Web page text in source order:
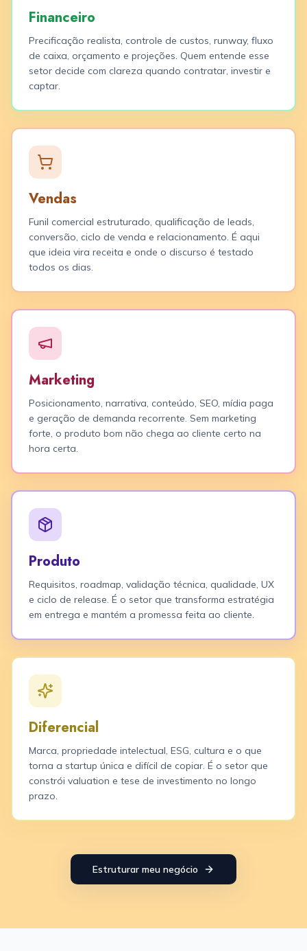
Financeiro
Precificação realista, controle de custos, runway, fluxo
de caixa, orçamento e projeções. Quem entende esse
setor decide com clareza quando contratar, investir e
captar.
Vendas
Funil comercial estruturado, qualificação de leads,
conversão, ciclo de venda e relacionamento. É aqui
que ideia vira receita e onde o discurso é testado
todos os dias.
Marketing
Posicionamento, narrativa, conteúdo, SEO, mídia paga
e geração de demanda recorrente. Sem marketing
forte, o produto bom não chega ao cliente certo na
hora certa.
Produto
Requisitos, roadmap, validação técnica, qualidade, UX
e ciclo de release. É o setor que transforma estratégia
em entrega e mantém a promessa feita ao cliente.
Diferencial
Marca, propriedade intelectual, ESG, cultura e o que
torna a startup única e difícil de copiar. É o setor que
constrói valuation e tese de investimento no longo
prazo.
Estruturar meu negócio